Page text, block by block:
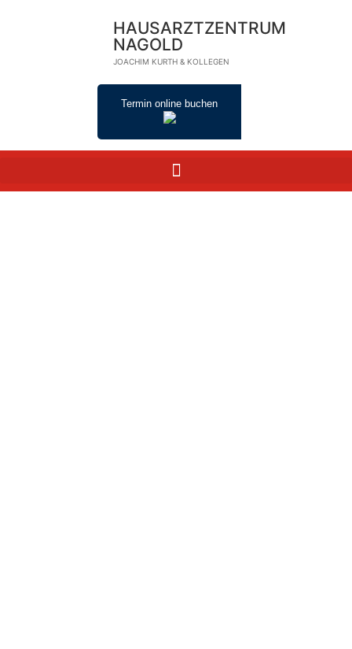
HAUSARZTZENTRUM
NAGOLD
JOACHIM KURTH & KOLLEGEN
Termin online buchen